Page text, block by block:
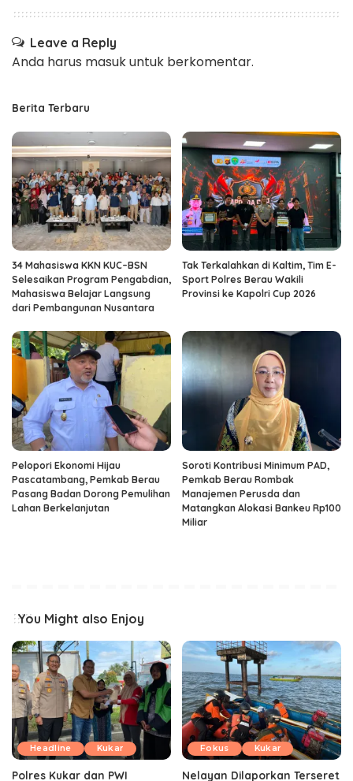
Leave a Reply
Anda harus masukuntuk berkomentar.
Berita Terbaru
34 Mahasiswa KKN KUC–BSN
Selesaikan Program Pengabdian,
Mahasiswa Belajar Langsung
dari Pembangunan Nusantara
Tak Terkalahkan di Kaltim, Tim E-
Sport Polres Berau Wakili
Provinsi ke Kapolri Cup 2026
Pelopori Ekonomi Hijau
Pascatambang, Pemkab Berau
Pasang Badan Dorong Pemulihan
Lahan Berkelanjutan
Soroti Kontribusi Minimum PAD,
Pemkab Berau Rombak
Manajemen Perusda dan
Matangkan Alokasi Bankeu Rp100
Miliar
You Might also Enjoy
Headline Kukar
Polres Kukar dan PWI
Fokus Kukar
Nelayan Dilaporkan Terseret